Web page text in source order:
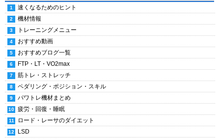
速くなるためのヒント
機材情報
トレーニングメニュー
おすすめ動画
おすすめブログ一覧
FTP・LT・VO2max
筋トレ・ストレッチ
ペダリング・ポジション・スキル
パワトレ機材まとめ
疲労・回復・睡眠
ロード・レーサのダイエット
LSD